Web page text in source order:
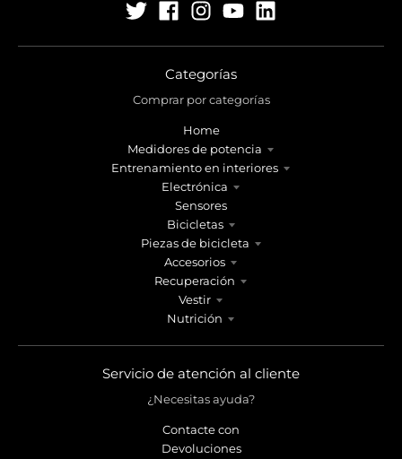
Categorías
Comprar por categorías
Home
Medidores de potencia
Entrenamiento en interiores
Electrónica
Sensores
Bicicletas
Piezas de bicicleta
Accesorios
Recuperación
Vestir
Nutrición
Servicio de atención al cliente
¿Necesitas ayuda?
Contacte con
Devoluciones